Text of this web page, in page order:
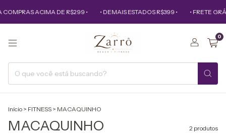
ACIMA DE R$299 • • DEMAIS ESTADOS R$399 • • FRETE
0
Início > FITNESS > MACAQUINHO
MACAQUINHO 2 produtos